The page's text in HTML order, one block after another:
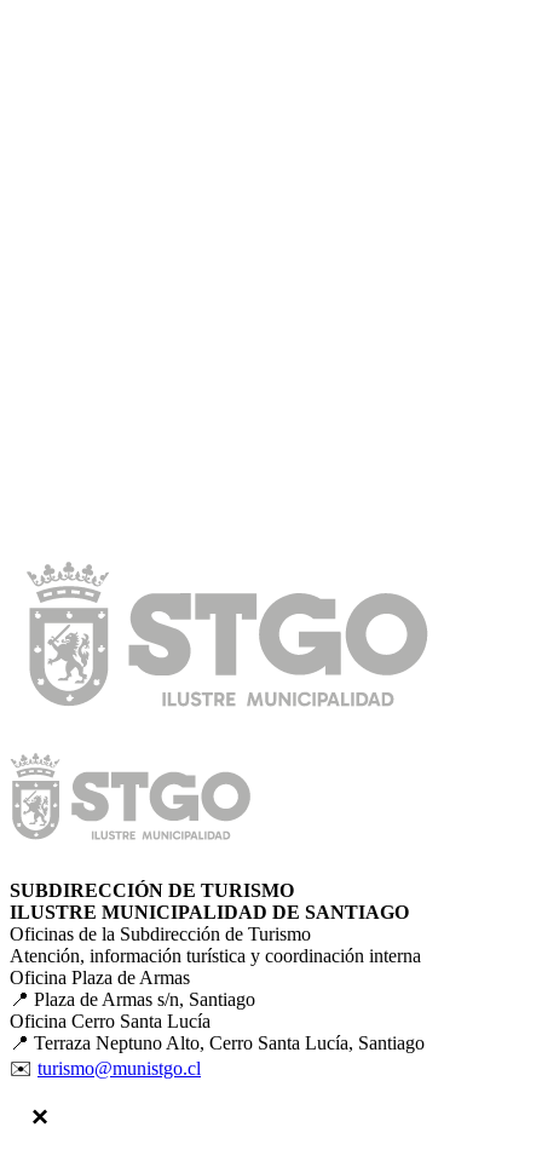
SUBDIRECCIÓN DE TURISMO
ILUSTRE MUNICIPALIDAD DE SANTIAGO
Oficinas de la Subdirección de Turismo
Atención, información turística y coordinación interna
Oficina Plaza de Armas
📍 Plaza de Armas s/n, Santiago
Oficina Cerro Santa Lucía
📍 Terraza Neptuno Alto, Cerro Santa Lucía, Santiago
✉️ turismo@munistgo.cl